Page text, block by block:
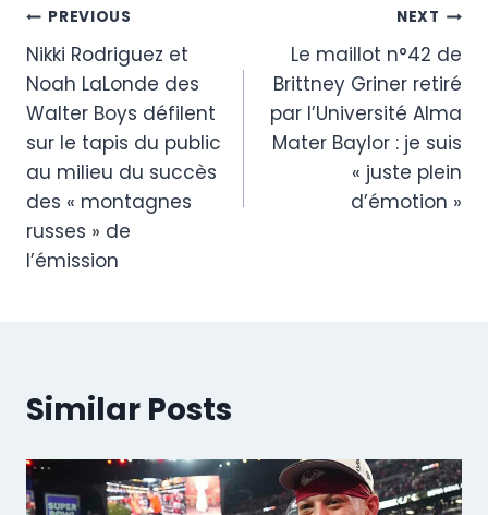
Post
navigation
PREVIOUS
Nikki Rodriguez et
Noah LaLonde des
Walter Boys défilent
sur le tapis du public
au milieu du succès
des « montagnes
russes » de
l’émission
NEXT
Le maillot n°42 de
Brittney Griner retiré
par l’Université Alma
Mater Baylor : je suis
« juste plein
d’émotion »
Similar Posts